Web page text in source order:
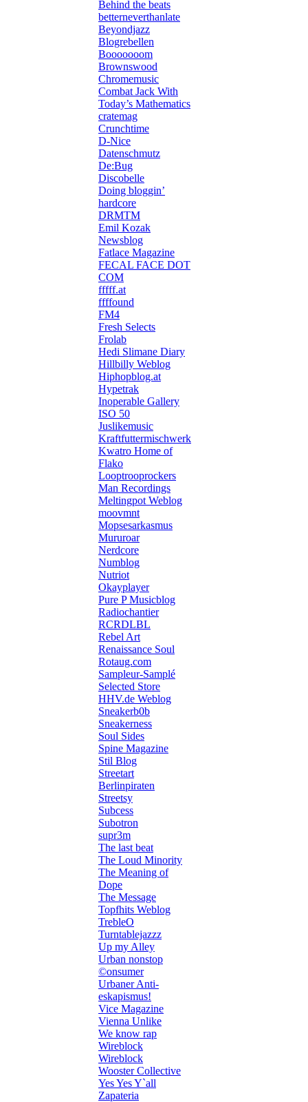
Behind the beats
betterneverthanlate
Beyondjazz
Blogrebellen
Booooooom
Brownswood
Chromemusic
Combat Jack With
Today’s Mathematics
cratemag
Crunchtime
D-Nice
Datenschmutz
De:Bug
Discobelle
Doing bloggin’
hardcore
DRMTM
Emil Kozak
Newsblog
Fatlace Magazine
FECAL FACE DOT
COM
fffff.at
ffffound
FM4
Fresh Selects
Frolab
Hedi Slimane Diary
Hillbilly Weblog
Hiphopblog.at
Hypetrak
Inoperable Gallery
ISO 50
Juslikemusic
Kraftfuttermischwerk
Kwatro Home of
Flako
Looptrooprockers
Man Recordings
Meltingpot Weblog
moovmnt
Mopsesarkasmus
Mururoar
Nerdcore
Numblog
Nutriot
Okayplayer
Pure P Musicblog
Radiochantier
RCRDLBL
Rebel Art
Renaissance Soul
Rotaug.com
Sampleur-Samplé
Selected Store
HHV.de Weblog
Sneakerb0b
Sneakerness
Soul Sides
Spine Magazine
Stil Blog
Streetart
Berlinpiraten
Streetsy
Subcess
Subotron
supr3m
The last beat
The Loud Minority
The Meaning of
Dope
The Message
Topfhits Weblog
TrebleO
Turntablejazzz
Up my Alley
Urban nonstop
©onsumer
Urbaner Anti-
eskapismus!
Vice Magazine
Vienna Unlike
We know rap
Wireblock
Wireblock
Wooster Collective
Yes Yes Y`all
Zapateria